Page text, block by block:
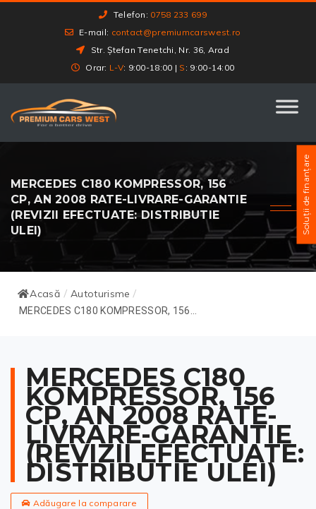
Telefon: 0758 233 699
E-mail: contact@premiumcarswest.ro
Str. Ștefan Tenetchi, Nr. 36, Arad
Orar: L-V: 9:00-18:00 | S : 9:00-14:00
MERCEDES C180 KOMPRESSOR, 156
CP, AN 2008 RATE-LIVRARE-GARANTIE
(REVIZII EFECTUATE: DISTRIBUTIE
ULEI)
Acasă / Autoturisme /
MERCEDES C180 KOMPRESSOR, 156...
MERCEDES C180
KOMPRESSOR, 156
CP, AN 2008 RATE-
LIVRARE-GARANTIE
(REVIZII EFECTUATE:
DISTRIBUTIE ULEI)
Adăugare la comparare
Soluții de finanțare